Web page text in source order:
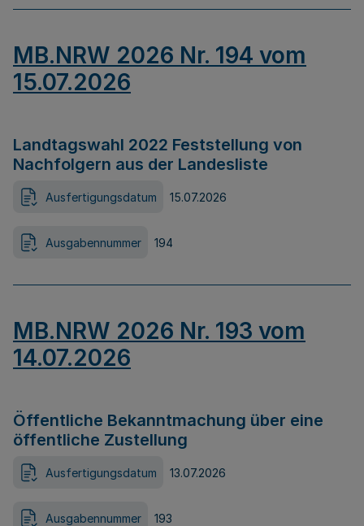
MB.NRW 2026 Nr. 194 vom
15.07.2026
Landtagswahl 2022 Feststellung von
Nachfolgern aus der Landesliste
Ausfertigungsdatum 15.07.2026
Ausgabennummer 194
MB.NRW 2026 Nr. 193 vom
14.07.2026
Öffentliche Bekanntmachung über eine
öffentliche Zustellung
Ausfertigungsdatum 13.07.2026
Ausgabennummer 193